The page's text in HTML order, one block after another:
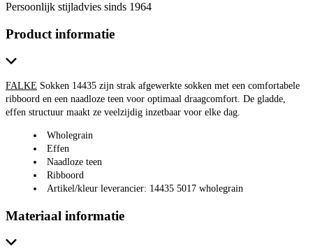
Persoonlijk stijladvies sinds 1964
Product informatie
FALKE Sokken 14435 zijn strak afgewerkte sokken met een comfortabele
ribboord en een naadloze teen voor optimaal draagcomfort. De gladde,
effen structuur maakt ze veelzijdig inzetbaar voor elke dag.
Wholegrain
Effen
Naadloze teen
Ribboord
Artikel/kleur leverancier: 14435 5017 wholegrain
Materiaal informatie